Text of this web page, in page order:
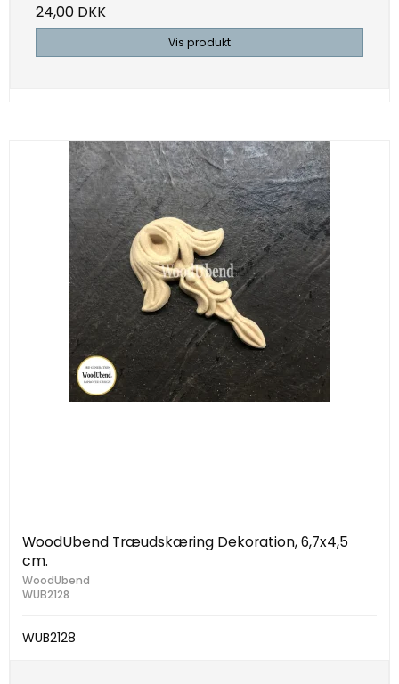
24,00 DKK
Vis produkt
WoodUbend Træudskæring Dekoration, 6,7x4,5
cm.
WoodUbend
WUB2128
WUB2128